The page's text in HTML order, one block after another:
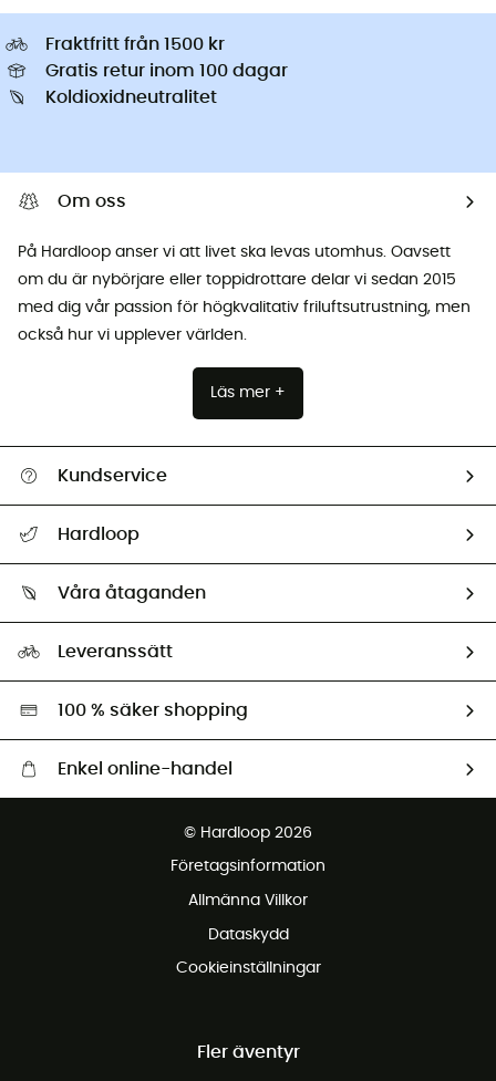
Fraktfritt från 1500 kr
Gratis retur inom 100 dagar
Koldioxidneutralitet
Om oss
På Hardloop anser vi att livet ska levas utomhus. Oavsett
om du är nybörjare eller toppidrottare delar vi sedan 2015
med dig vår passion för högkvalitativ friluftsutrustning, men
också hur vi upplever världen.
Läs mer +
Kundservice
Retur & återbetalning
Hardloop
Ambassadörer
Våra åtaganden
Miljöanpassat urval
Leveranssätt
100 % säker shopping
Enkel online-handel
Gratis retur inom 100 dagar
© Hardloop 2026
Företagsinformation
Allmänna Villkor
Dataskydd
Cookieinställningar
Fler äventyr